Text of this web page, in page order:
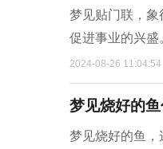
梦见贴门联，象
促进事业的兴盛
2024-08-26 11:04:54
梦见烧好的
梦见烧好的鱼